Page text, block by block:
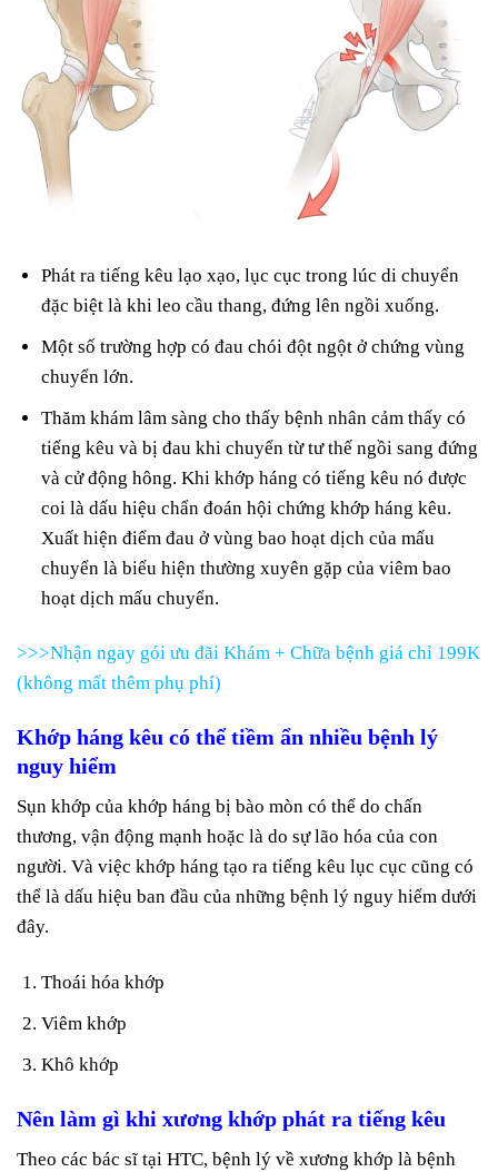
Phát ra tiếng kêu lạo xạo, lục cục trong lúc di chuyển
đặc biệt là khi leo cầu thang, đứng lên ngồi xuống.
Một số trường hợp có đau chói đột ngột ở chứng vùng
chuyển lớn.
Thăm khám lâm sàng cho thấy bệnh nhân cảm thấy có
tiếng kêu và bị đau khi chuyển từ tư thế ngồi sang đứng
và cử động hông. Khi khớp háng có tiếng kêu nó được
coi là dấu hiệu chẩn đoán hội chứng khớp háng kêu.
Xuất hiện điểm đau ở vùng bao hoạt dịch của mấu
chuyển là biểu hiện thường xuyên gặp của viêm bao
hoạt dịch mấu chuyển.
>>>Nhận ngay gói ưu đãi Khám + Chữa bệnh giá chỉ 199K
(không mất thêm phụ phí)
Khớp háng kêu có thể tiềm ẩn nhiều bệnh lý
nguy hiểm
Sụn khớp của khớp háng bị bào mòn có thể do chấn
thương, vận động mạnh hoặc là do sự lão hóa của con
người. Và việc khớp háng tạo ra tiếng kêu lục cục cũng có
thể là dấu hiệu ban đầu của những bệnh lý nguy hiểm dưới
đây.
Thoái hóa khớp
Viêm khớp
Khô khớp
Nên làm gì khi xương khớp phát ra tiếng kêu
Theo các bác sĩ tại HTC, bệnh lý về xương khớp là bệnh